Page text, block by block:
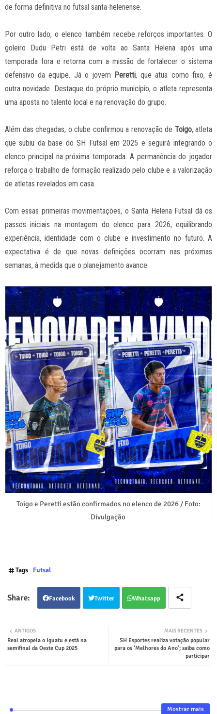
de forma definitiva no futsal santa-helenense.
Por outro lado, o elenco também recebe reforços importantes. O
goleiro Dudu Petri está de volta ao Santa Helena após uma
temporada fora e retorna com a missão de fortalecer o sistema
defensivo da equipe. Já o jovem Peretti, que atua como fixo, é
outra novidade. Destaque do próprio município, o atleta representa
uma aposta no talento local e na renovação do grupo.
Além das chegadas, o clube confirmou a renovação de Toigo, atleta
que subiu da base do SH Futsal em 2025 e seguirá integrando o
elenco principal na próxima temporada. A permanência do jogador
reforça o trabalho de formação realizado pelo clube e a valorização
de atletas revelados em casa.
Com essas primeiras movimentações, o Santa Helena Futsal dá os
passos iniciais na montagem do elenco para 2026, equilibrando
experiência, identidade com o clube e investimento no futuro. A
expectativa é de que novas definições ocorram nas próximas
semanas, à medida que o planejamento avance.
Toigo e Peretti estão confirmados no elenco de 2026 / Foto:
Divulgação
Tags Futsal
Facebook Twitter Whatsapp
MAIS RECENTES
SH Esportes realiza votação popular
para os ‘Melhores do Ano’; saiba como
participar
ANTIGOS
Real atropela o Iguatu e está na
semifinal da Oeste Cup 2025
Mostrar mais